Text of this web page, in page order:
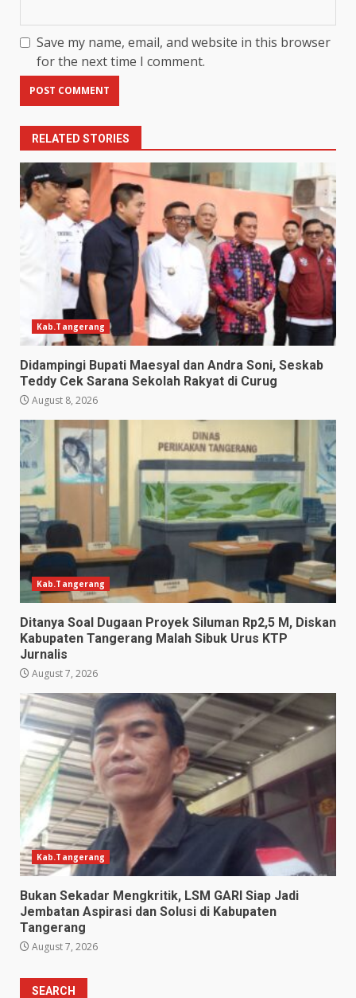
Save my name, email, and website in this browser
for the next time I comment.
RELATED STORIES
Kab.Tangerang
Didampingi Bupati Maesyal dan Andra Soni, Seskab
Teddy Cek Sarana Sekolah Rakyat di Curug
August 8, 2026
Kab.Tangerang
Ditanya Soal Dugaan Proyek Siluman Rp2,5 M, Diskan
Kabupaten Tangerang Malah Sibuk Urus KTP
Jurnalis
August 7, 2026
Kab.Tangerang
Bukan Sekadar Mengkritik, LSM GARI Siap Jadi
Jembatan Aspirasi dan Solusi di Kabupaten
Tangerang
August 7, 2026
SEARCH